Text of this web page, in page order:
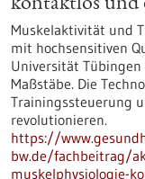
kontaktlos und
Muskelaktivität und
mit hochsensitiven
Universität
Maßstäbe. Die
Trainingssteuerung
revolutionieren.
https://
bw.de/fachbeitrag/
muskelphysiologie-